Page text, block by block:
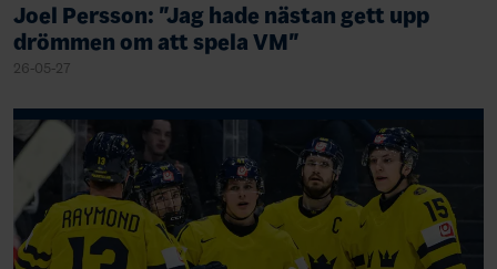
Joel Persson: "Jag hade nästan gett upp
drömmen om att spela VM"
26-05-27